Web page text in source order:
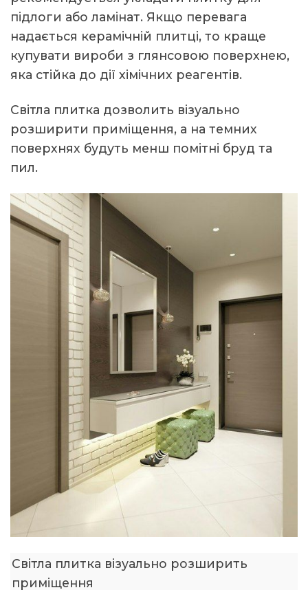
підлоги або ламінат. Якщо перевага
надається керамічній плитці, то краще
купувати вироби з глянсовою поверхнею,
яка стійка до дії хімічних реагентів.
Світла плитка дозволить візуально
розширити приміщення, а на темних
поверхнях будуть менш помітні бруд та
пил.
Світла плитка візуально розширить
приміщення